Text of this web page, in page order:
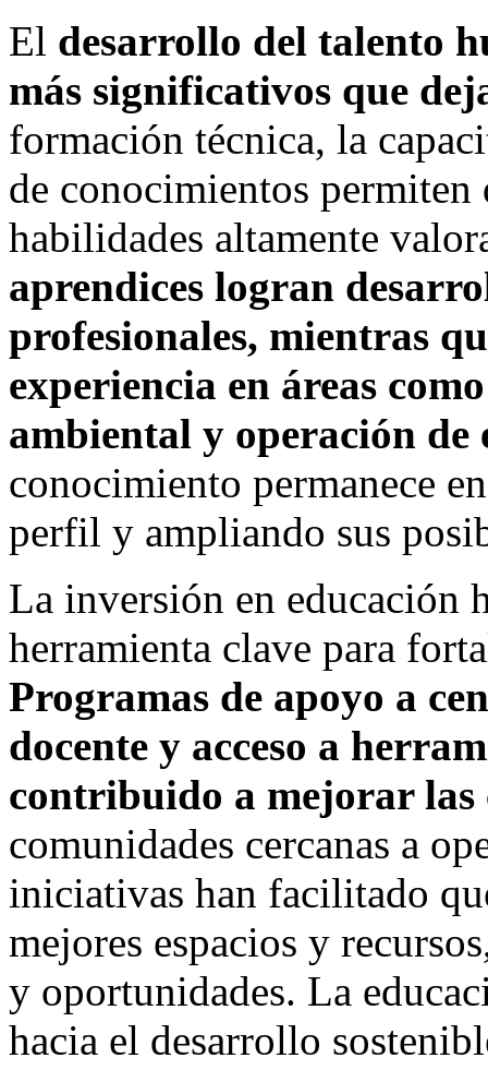
El desarrollo del talento
más significativos que
formación técnica, la
de conocimientos permiten
habilidades altamente
aprendices logran
profesionales, mientras
experiencia en áreas
ambiental y operación de
conocimiento permanece
perfil y ampliando sus
La inversión en educación
herramienta clave para
Programas de apoyo a
docente y acceso a
contribuido a mejorar las
comunidades cercanas a
iniciativas han facilitado
mejores espacios y
y oportunidades. La
hacia el desarrollo